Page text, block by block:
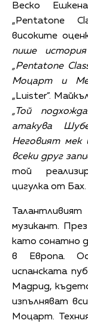
Веско
„Pentatone
високите
пише
„Pentatone
Моцарт и
„Luister”.
„Той
атакува
Неговият мек
всеки друг
той
цигулка от Бах.
музикант.
като сонатно
в Европа.
испанската
Мадрид,
изпълняват
Моцарт.